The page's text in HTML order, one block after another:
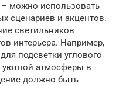
можно использовать
сценариев и акцентов.
светильников
интерьера. Например,
подсветки углового
уютной атмосферы в
должно быть